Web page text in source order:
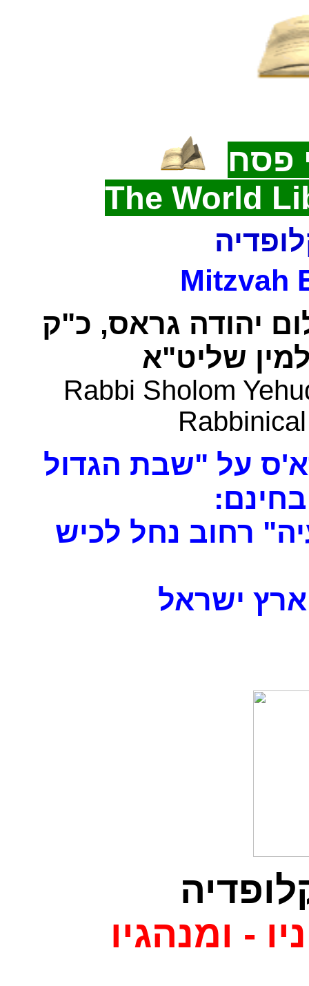
פסח
The World
Mitzvah
יהודה גראס, כ"ק
שליט"א
Rabbi Sholom
על "שבת הגדול
רחוב נחל לכיש
ישראל
- ומנהגיו